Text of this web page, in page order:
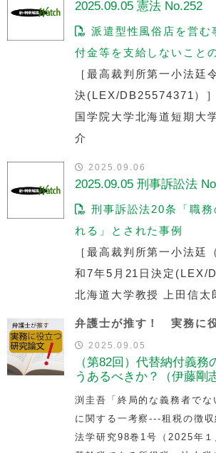
2025.09.05 憲法 No.252
派遣型性風俗店を営む
付金等を支給しないこと
［最高裁判所第一小法廷
決(LEX/DB25574371）］
国学院大学北海道短期大
介
2025.09.06
2025.09.05 刑事訴訟法
刑事訴訟法20条「職務
れる」とされた事例
［最高裁判所第一小法廷
和7年5月21日決定(LEX/
北海道大学教授 上田信太
弁護士が推す！ 実務に
2025.09.05
（第82回）代替納付義
うあるべきか？（伊藤剛
渕圭吾「終局的な義務者でな
に関する一考察---租税の徴収
法学研究98巻1号（2025年